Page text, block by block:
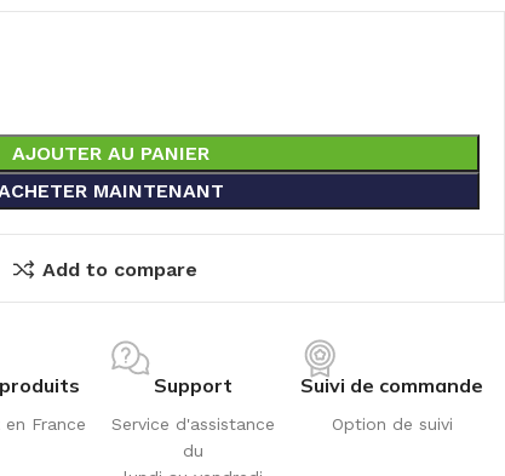
AJOUTER AU PANIER
MAINTENANT
Add to compare
France
Support
Service d'assistance
du
Suivi de commande
Option de suivi